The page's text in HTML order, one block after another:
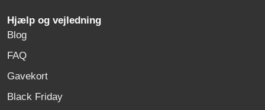
Hjælp og vejledning
Blog
FAQ
Gavekort
Black Friday